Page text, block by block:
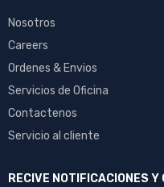
Nosotros
Careers
Ordenes & Envios
Servicios de Oficina
Contactenos
Servicio al cliente
RECIVE NOTIFICACIONES Y